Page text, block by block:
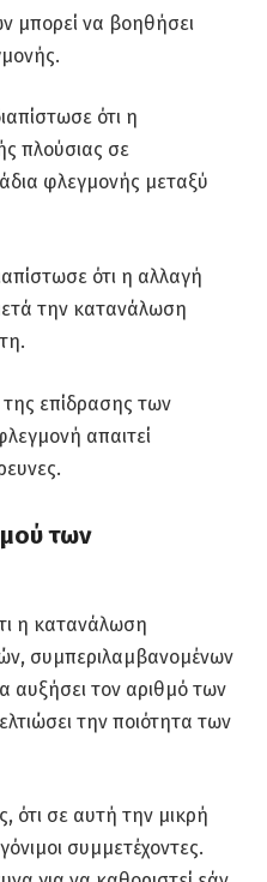
μπορεί να βοηθήσει
ότι η
πλούσιας σε
φλεγμονής μεταξύ
ότι η αλλαγή
την κατανάλωση
της επίδρασης των
απαιτεί
των
η κατανάλωση
συμπεριλαμβανομένων
αυξήσει τον αριθμό των
την ποιότητα των
ότι σε αυτή την μικρή
συμμετέχοντες.